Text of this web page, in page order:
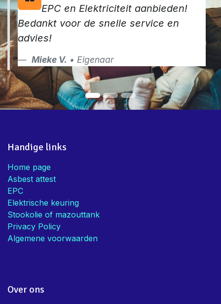
EPC en Elektriciteit aanbieden!
Bedankt voor de snelle service en
advies!
Mieke V. • Eigenaar
Handige links
Home page
Asbest attest
EPC
Elektrische keuring
Stookolie of mazouttank
Privacy Policy
Algemene voorwaarden
Over ons